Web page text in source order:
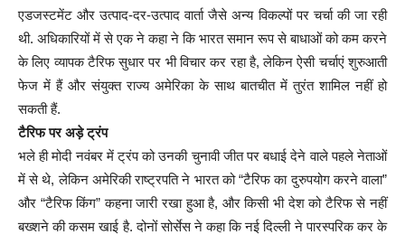
एडजस्टमेंट और उत्पाद-दर-उत्पाद वार्ता जैसे अन्य विकल्पों पर चर्चा की जा रही
थी. अधिकारियों में से एक ने कहा ने कि भारत समान रूप से बाधाओं को कम करने
के लिए व्यापक टैरिफ सुधार पर भी विचार कर रहा है, लेकिन ऐसी चर्चाएं शुरुआती
फेज में हैं और संयुक्त राज्य अमेरिका के साथ बातचीत में तुरंत शामिल नहीं हो
सकती हैं.
टैरिफ पर अड़े ट्रंप
भले ही मोदी नवंबर में ट्रंप को उनकी चुनावी जीत पर बधाई देने वाले पहले नेताओं
में से थे, लेकिन अमेरिकी राष्ट्रपति ने भारत को “टैरिफ का दुरुपयोग करने वाला”
और “टैरिफ किंग” कहना जारी रखा हुआ है, और किसी भी देश को टैरिफ से नहीं
बख्शने की कसम खाई है. दोनों सोर्सेस ने कहा कि नई दिल्ली ने पारस्परिक कर के